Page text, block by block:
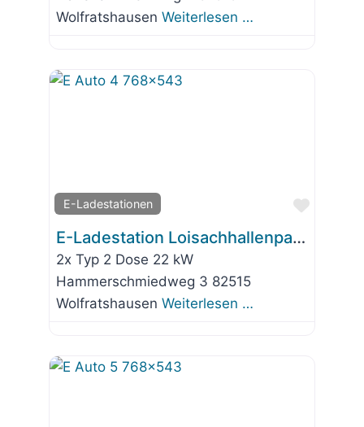
Wolfratshausen Weiterlesen …
E-Ladestationen
Favorit
E-Ladestation Loisachhallenparkplatz
2x Typ 2 Dose 22 kW
Hammerschmiedweg 3 82515
Wolfratshausen Weiterlesen …